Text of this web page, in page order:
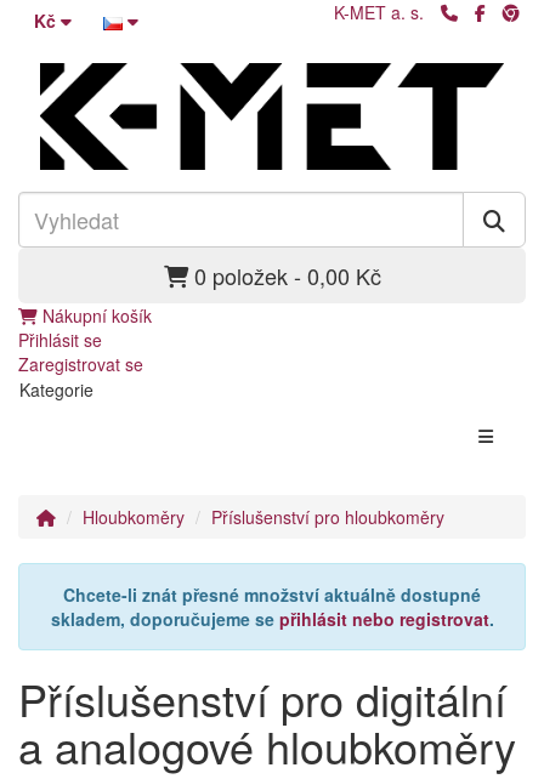
Kč K-MET a. s.
0 položek - 0,00 Kč
Nákupní košík
Přihlásit se
Zaregistrovat se
Kategorie
Hloubkoměry Příslušenství pro hloubkoměry
Chcete-li znát přesné množství aktuálně dostupné
skladem, doporučujeme se přihlásit nebo registrovat.
Příslušenství pro digitální
a analogové hloubkoměry